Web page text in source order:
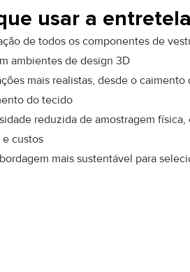
usar a
de todos os componentes de
ambientes de design 3D
mais realistas, desde o caimento
do tecido
reduzida de amostragem
custos
mais sustentável para